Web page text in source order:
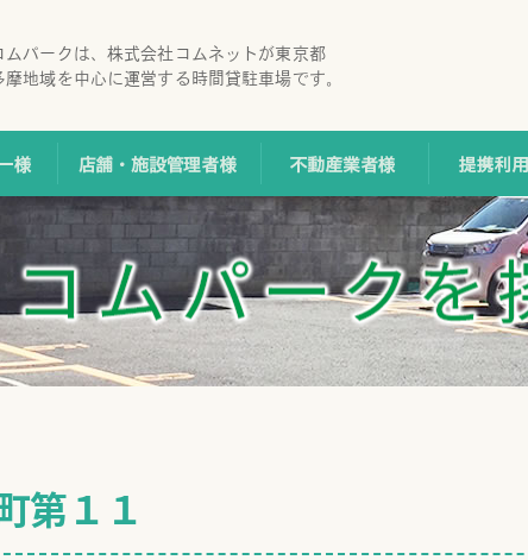
ムパークは、株式会社コムネットが東京都
摩地域を中心に運営する時間貸駐車場です。
第１１